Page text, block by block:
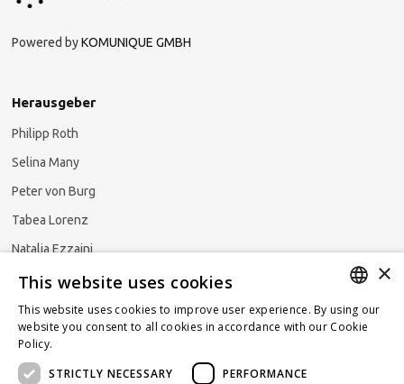
Powered byKOMUNIQUE GMBH
Herausgeber
Philipp Roth
Selina Many
Peter von Burg
Tabea Lorenz
Natalja Ezzaini
Newsletter abonnieren
GERMAN
×
This website uses cookies
This website uses cookies to improve user experience. By using our
website you consent to all cookies in accordance with our Cookie
Policy.
STRICTLY NECESSARY
PERFORMANCE